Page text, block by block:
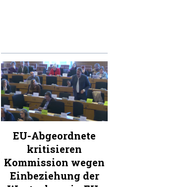
EU-Abgeordnete
kritisieren
Kommission wegen
Einbeziehung der